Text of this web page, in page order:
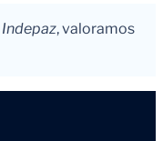
Indepaz, valoramos